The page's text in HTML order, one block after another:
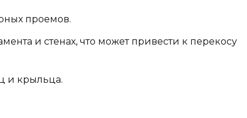
проемов.
и стенах, что может привести к перекосу
и крыльца.